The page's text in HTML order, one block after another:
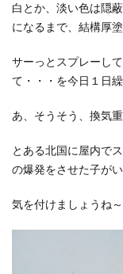
白とか、淡い色は隠
になるまで、結構厚
サーっとスプレーし
て・・・を今日１日
あ、そうそう、換気
とある北国に屋内で
の爆発をさせた子が
気を付けましょうね